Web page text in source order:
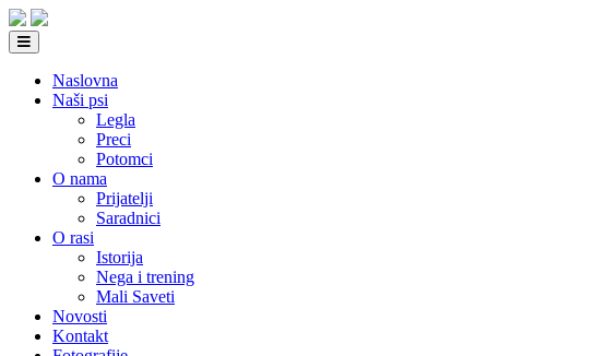
Naslovna
Naši psi
Legla
Preci
Potomci
O nama
Prijatelji
Saradnici
O rasi
Istorija
Nega i trening
Mali Saveti
Novosti
Kontakt